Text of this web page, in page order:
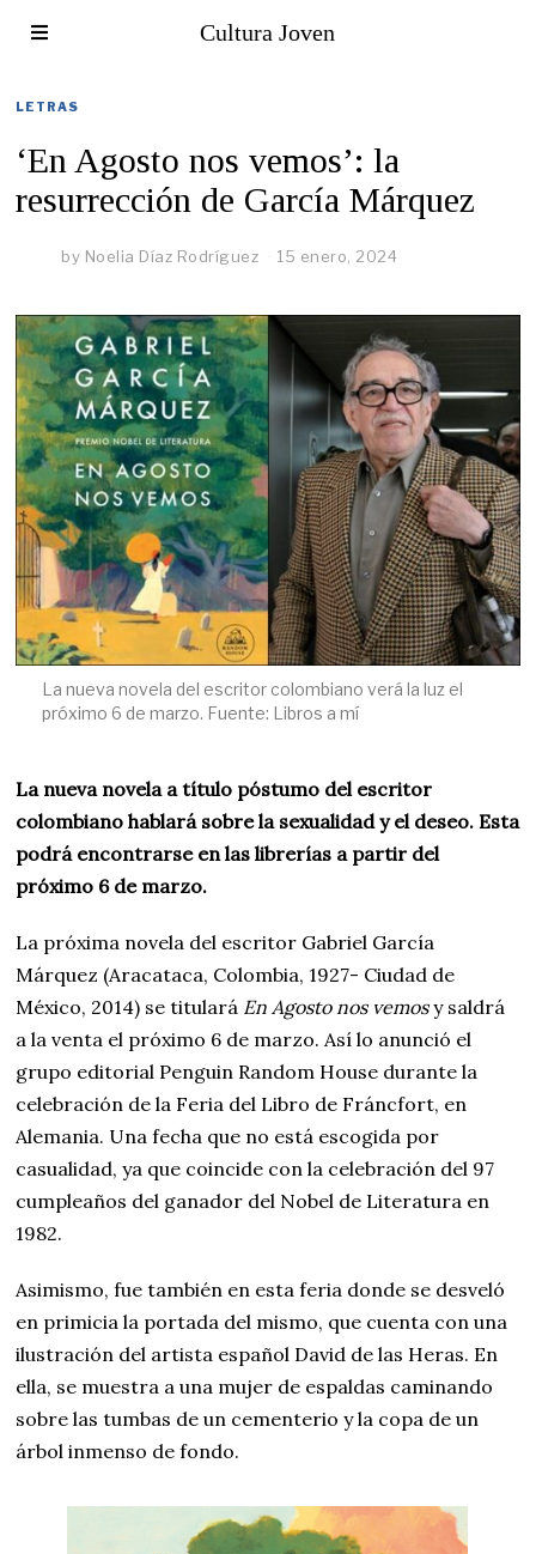
Cultura Joven
LETRAS
‘En Agosto nos vemos’: la
resurrección de García Márquez
by Noelia Díaz Rodríguez 15 enero, 2024
La nueva novela del escritor colombiano verá la luz el
próximo 6 de marzo. Fuente: Libros a mí
La nueva novela a título póstumo del escritor
colombiano hablará sobre la sexualidad y el deseo. Esta
podrá encontrarse en las librerías a partir del
próximo 6 de marzo.
La próxima novela del escritor Gabriel García
Márquez (Aracataca, Colombia, 1927- Ciudad de
México, 2014) se titulará En Agosto nos vemosy saldrá
a la venta el próximo 6 de marzo. Así lo anunció el
grupo editorial Penguin Random House durante la
celebración de la Feria del Libro de Fráncfort, en
Alemania. Una fecha que no está escogida por
casualidad, ya que coincide con la celebración del 97
cumpleaños del ganador del Nobel de Literatura en
1982.
Asimismo, fue también en esta feria donde se desveló
en primicia la portada del mismo, que cuenta con una
ilustración del artista español David de las Heras. En
ella, se muestra a una mujer de espaldas caminando
sobre las tumbas de un cementerio y la copa de un
árbol inmenso de fondo.